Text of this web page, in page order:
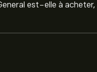
est-elle à